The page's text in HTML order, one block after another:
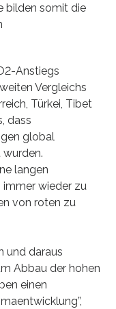
bilden somit die
Anstiegs
Vergleichs
Türkei, Tibet
dass
global
langen
immer wieder zu
von roten zu
und daraus
Abbau der hohen
einen